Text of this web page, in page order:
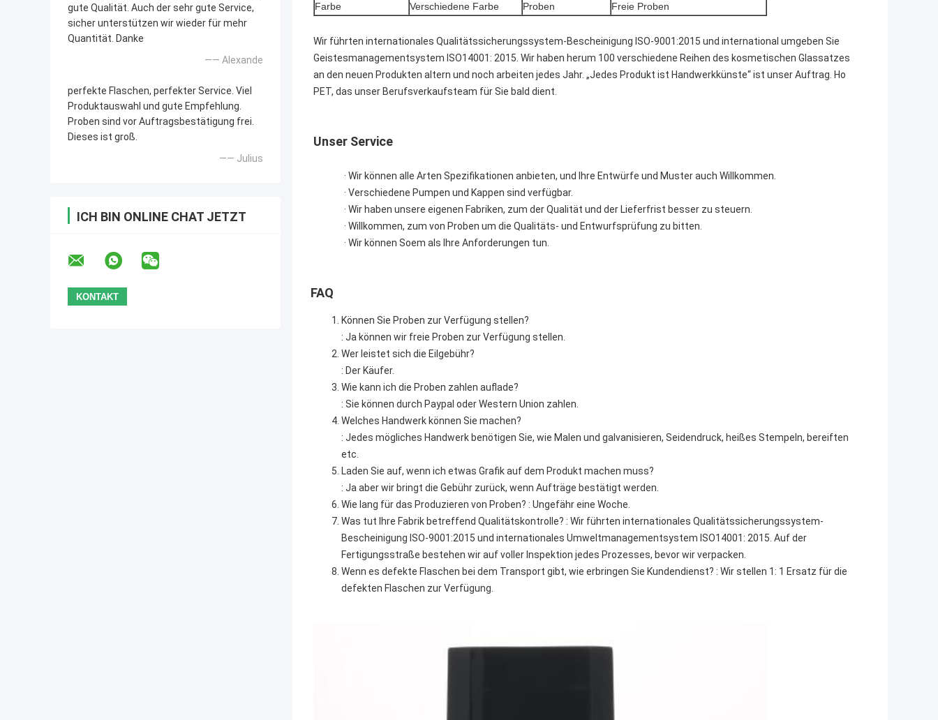
gute Qualität. Auch der sehr gute Service,
sicher unterstützen wir wieder für mehr
Quantität. Danke
—— Alexande
perfekte Flaschen, perfekter Service. Viel
Produktauswahl und gute Empfehlung.
Proben sind vor Auftragsbestätigung frei.
Dieses ist groß.
—— Julius
ICH BIN ONLINE CHAT JETZT
Farbe Verschiedene Farbe Proben Freie Proben
Wir führten internationales Qualitätssicherungssystem-Bescheinigung ISO-9001:2015 und international umgeben Sie
Geistesmanagementsystem ISO14001: 2015. Wir haben herum 100 verschiedene Reihen des kosmetischen Glassatzes
an den neuen Produkten altern und noch arbeiten jedes Jahr. „Jedes Produkt ist Handwerkkünste“ ist unser Auftrag. Ho
PET, das unser Berufsverkaufsteam für Sie bald dient.
Unser Service
· Wir können alle Arten Spezifikationen anbieten, und Ihre Entwürfe und Muster auch Willkommen.
· Verschiedene Pumpen und Kappen sind verfügbar.
· Wir haben unsere eigenen Fabriken, zum der Qualität und der Lieferfrist besser zu steuern.
· Willkommen, zum von Proben um die Qualitäts- und Entwurfsprüfung zu bitten.
· Wir können Soem als Ihre Anforderungen tun.
FAQ
Können Sie Proben zur Verfügung stellen?
: Ja können wir freie Proben zur Verfügung stellen.
Wer leistet sich die Eilgebühr?
: Der Käufer.
Wie kann ich die Proben zahlen auflade?
: Sie können durch Paypal oder Western Union zahlen.
Welches Handwerk können Sie machen?
: Jedes mögliches Handwerk benötigen Sie, wie Malen und galvanisieren, Seidendruck, heißes Stempeln, bereiften
etc.
Laden Sie auf, wenn ich etwas Grafik auf dem Produkt machen muss?
: Ja aber wir bringt die Gebühr zurück, wenn Aufträge bestätigt werden.
Wie lang für das Produzieren von Proben? : Ungefähr eine Woche.
Was tut Ihre Fabrik betreffend Qualitätskontrolle? : Wir führten internationales Qualitätssicherungssystem-
Bescheinigung ISO-9001:2015 und internationales Umweltmanagementsystem ISO14001: 2015. Auf der
Fertigungsstraße bestehen wir auf voller Inspektion jedes Prozesses, bevor wir verpacken.
Wenn es defekte Flaschen bei dem Transport gibt, wie erbringen Sie Kundendienst? : Wir stellen 1: 1 Ersatz für die
defekten Flaschen zur Verfügung.